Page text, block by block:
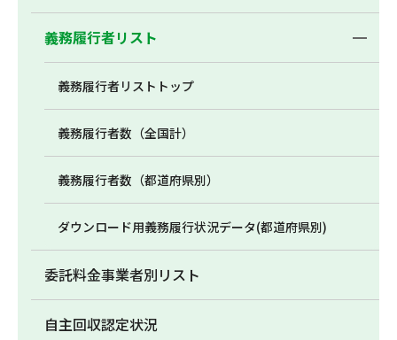
義務履行者リスト
義務履行者リストトップ
義務履行者数（全国計）
義務履行者数（都道府県別）
ダウンロード用義務履行状況データ(都道府県別)
委託料金事業者別リスト
自主回収認定状況